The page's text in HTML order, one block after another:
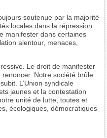
soutenue par la majorité
locales dans la répression
manifester dans certaines
alentour, menaces,
Le droit de manifester
Notre société brûle
L’Union syndicale
jaunes et la contestation
unité de lutte, toutes et
écologiques, démocratiques